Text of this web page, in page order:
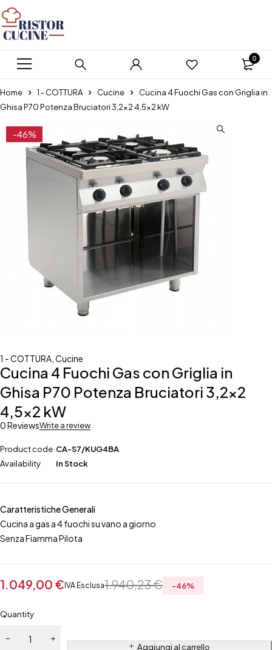
0
Home 1 - COTTURA Cucine
Cucina 4 Fuochi Gas con Griglia in
Ghisa P70 Potenza Bruciatori 3,2×2 4,5×2 kW
-46%
1 - COTTURA Cucine
Cucina 4 Fuochi Gas con Griglia in
Ghisa P70 Potenza Bruciatori 3,2×2
4,5×2 kW
0 ReviewsWrite a review
Product code CA-S7/KUG4BA
Availability
In Stock
Caratteristiche Generali
Cucina a gas a 4 fuochi su vano a giorno
Senza Fiamma Pilota
1.940,23€
1.049,00 € IVA Esclusa -46%
Quantity
Aggiungi al carrello